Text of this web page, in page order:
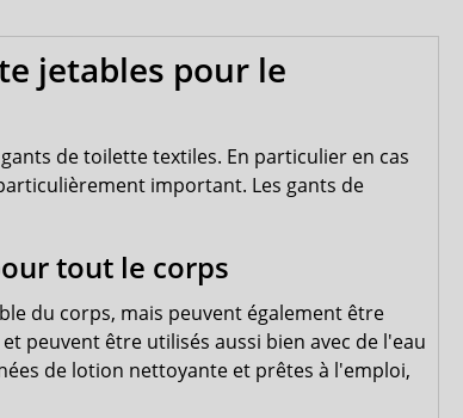
jetables pour le
de toilette textiles. En particulier en cas
important. Les gants de
tout le corps
du corps, mais peuvent également être
peuvent être utilisés aussi bien avec de l'eau
de lotion nettoyante et prêtes à l'emploi,